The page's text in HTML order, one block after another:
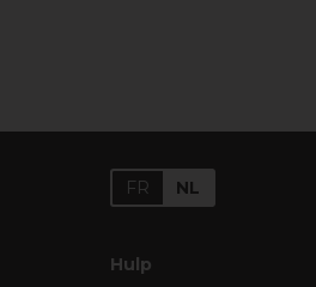
FR NL
Hulp